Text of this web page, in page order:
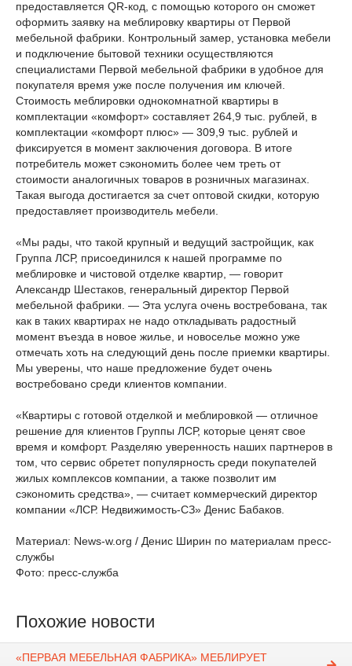
предоставляется QR-код, с помощью которого он сможет
оформить заявку на меблировку квартиры от Первой
мебельной фабрики. Контрольный замер, установка мебели
и подключение бытовой техники осуществляются
специалистами Первой мебельной фабрики в удобное для
покупателя время уже после получения им ключей.
Стоимость меблировки однокомнатной квартиры в
комплектации «комфорт» составляет 264,9 тыс. рублей, в
комплектации «комфорт плюс» — 309,9 тыс. рублей и
фиксируется в момент заключения договора. В итоге
потребитель может сэкономить более чем треть от
стоимости аналогичных товаров в розничных магазинах.
Такая выгода достигается за счет оптовой скидки, которую
предоставляет производитель мебели.
«Мы рады, что такой крупный и ведущий застройщик, как
Группа ЛСР, присоединился к нашей программе по
меблировке и чистовой отделке квартир, — говорит
Александр Шестаков, генеральный директор Первой
мебельной фабрики. — Эта услуга очень востребована, так
как в таких квартирах не надо откладывать радостный
момент въезда в новое жилье, и новоселье можно уже
отмечать хоть на следующий день после приемки квартиры.
Мы уверены, что наше предложение будет очень
востребовано среди клиентов компании.
«Квартиры с готовой отделкой и меблировкой — отличное
решение для клиентов Группы ЛСР, которые ценят свое
время и комфорт. Разделяю уверенность наших партнеров в
том, что сервис обретет популярность среди покупателей
жилых комплексов компании, а также позволит им
сэкономить средства», — считает коммерческий директор
компании «ЛСР. Недвижимость-СЗ» Денис Бабаков.
Материал: News-w.org / Денис Ширин по материалам пресс-
службы
Фото: пресс-служба
Похожие новости
«ПЕРВАЯ МЕБЕЛЬНАЯ ФАБРИКА» МЕБЛИРУЕТ